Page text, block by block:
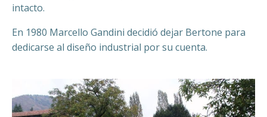
intacto.
En 1980 Marcello Gandini decidió dejar Bertone para
dedicarse al diseño industrial por su cuenta.